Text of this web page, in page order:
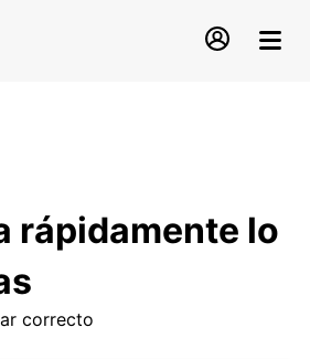
rápidamente lo
correcto